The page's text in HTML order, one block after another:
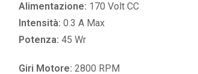
Alimentazione: 170 Volt CC
Intensità: 0.3 A Max
Potenza: 45 Wr
Giri Motore: 2800 RPM